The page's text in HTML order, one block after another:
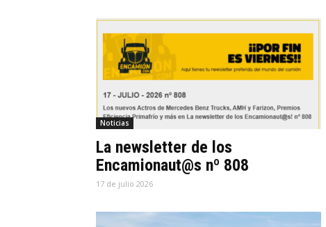
Noticias
La newsletter de los
Encamionaut@s nº 808
17 de julio 2026